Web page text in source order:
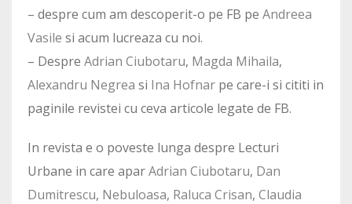
– despre cum am descoperit-o pe FB pe Andreea
Vasile si acum lucreaza cu noi.
– Despre Adrian Ciubotaru, Magda Mihaila,
Alexandru Negrea si Ina Hofnar pe care-i si cititi in
paginile revistei cu ceva articole legate de FB.
In revista e o poveste lunga despre Lecturi
Urbane in care aparAdrian Ciubotaru, Dan
Dumitrescu, Nebuloasa, Raluca Crisan, Claudia